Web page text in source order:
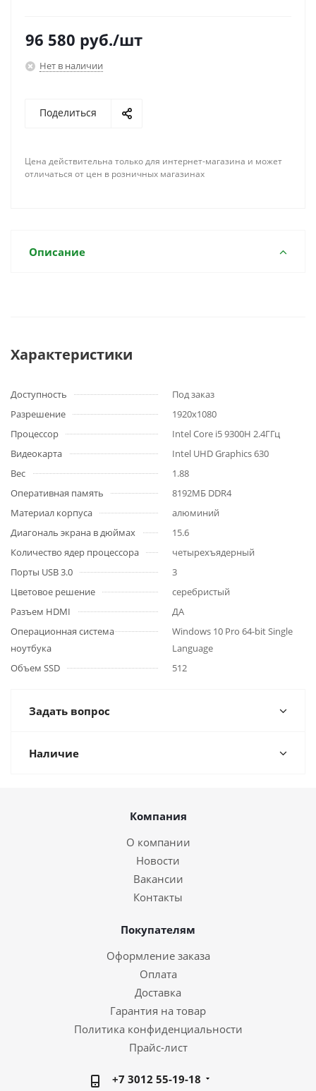
96 580 руб./шт
Нет в наличии
Поделиться
Цена действительна только для интернет-магазина и может
отличаться от цен в розничных магазинах
Описание
Характеристики
Доступность
Под заказ
Разрешение
1920x1080
Процессор
Intel Core i5 9300H 2.4ГГц
Видеокарта
Intel UHD Graphics 630
Вес
1.88
Оперативная память
8192МБ DDR4
Материал корпуса
алюминий
Диагональ экрана в дюймах
15.6
Количество ядер процессора
четырехъядерный
Порты USB 3.0
3
Цветовое решение
серебристый
Разъем HDMI
ДА
Операционная система
ноутбука
Windows 10 Pro 64-bit Single
Language
Объем SSD
512
Задать вопрос
Наличие
Компания
О компании
Новости
Вакансии
Контакты
Покупателям
Оформление заказа
Оплата
Доставка
Гарантия на товар
Политика конфиденциальности
Прайс-лист
+7 3012 55-19-18